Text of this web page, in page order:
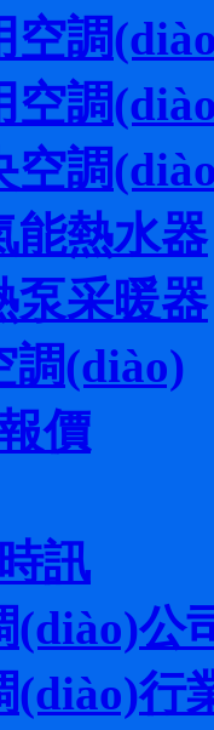
空調
空調
空調
能熱水器
泵采暖器
調(diào)
價
訊
(diào)公
(diào)行